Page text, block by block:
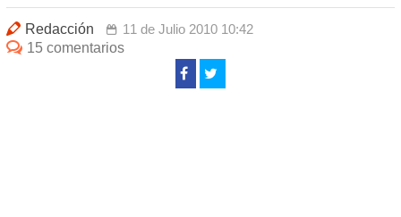
Redacción
11 de Julio 2010 10:42
15 comentarios